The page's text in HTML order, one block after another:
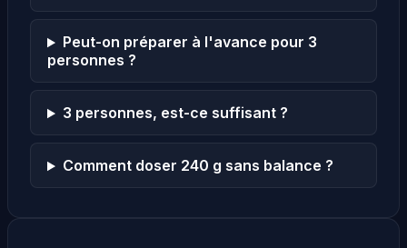
Peut-on préparer à l'avance pour 3
personnes ?
3 personnes, est-ce suffisant ?
Comment doser 240 g sans balance ?